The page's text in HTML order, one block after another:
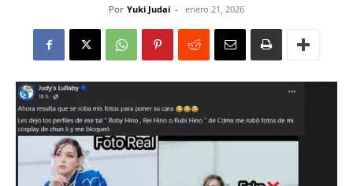
Por Yuki Judai - enero 21, 2026